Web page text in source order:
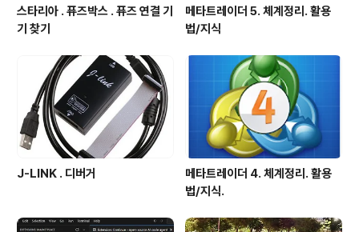
스타리아 . 퓨즈박스 . 퓨즈 연결 기
기 찾기
메타트레이더 5. 체계정리. 활용
법/지식
J-LINK . 디버거
메타트레이더 4. 체계정리. 활용
법/지식.